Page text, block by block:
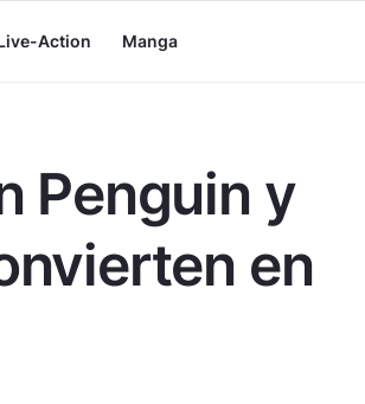
Action Manga
Penguin y
en